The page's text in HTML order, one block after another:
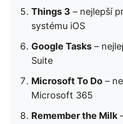
Things 3 – nejlepší
systému iOS
Google Tasks –
Suite
Microsoft To Do –
Microsoft 365
Remember the Milk